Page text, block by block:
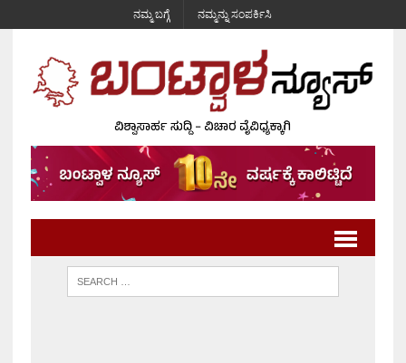
ನಮ್ಮ ಬಗ್ಗೆ ನಮ್ಮನ್ನು ಸಂಪರ್ಕಿಸಿ